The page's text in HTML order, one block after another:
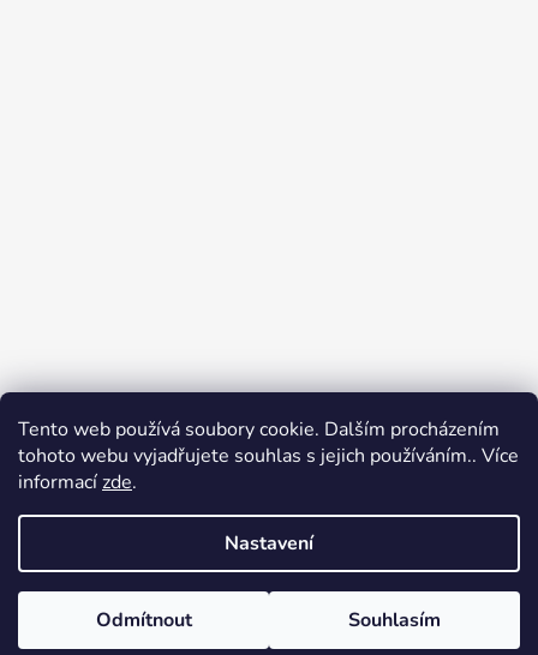
Tento web používá soubory cookie. Dalším procházením
tohoto webu vyjadřujete souhlas s jejich používáním.. Více
informacízde.
Nastavení
Odmítnout Souhlasím
Přijímáme online platby
Vytvořil Shoptet